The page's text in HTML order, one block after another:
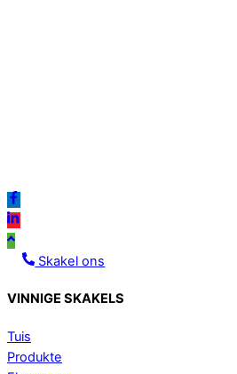
label
Icon
Icon
labelSkakel ons
VINNIGE SKAKELS
Tuis
Produkte